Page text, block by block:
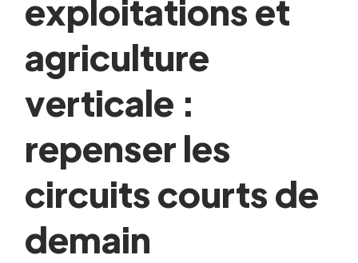
exploitations et
agriculture
verticale :
repenser les
circuits courts de
demain